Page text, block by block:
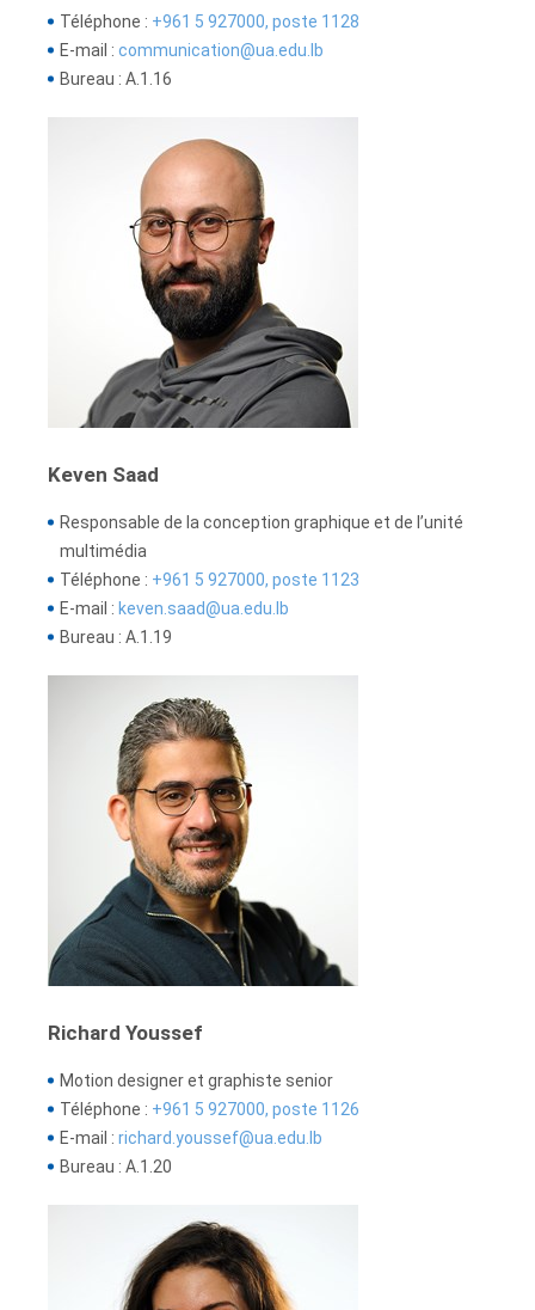
Téléphone : +961 5 927000, poste 1128
E-mail : communication@ua.edu.lb
Bureau : A.1.16
Keven Saad
Responsable de la conception graphique et de l’unité
multimédia
Téléphone : +961 5 927000, poste 1123
E-mail : keven.saad@ua.edu.lb
Bureau : A.1.19
Richard Youssef
Motion designer et graphiste senior
Téléphone : +961 5 927000, poste 1126
E-mail : richard.youssef@ua.edu.lb
Bureau : A.1.20